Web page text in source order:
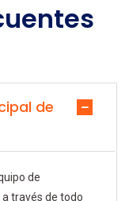
de
de
través de todo